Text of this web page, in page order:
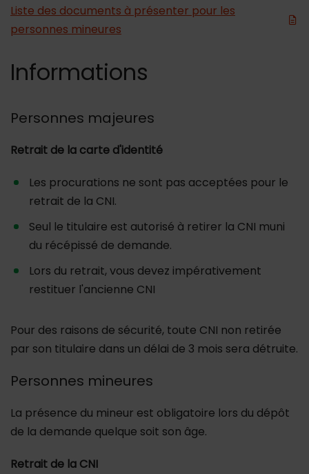
Liste des documents à présenter pour les
personnes mineures
Informations
Personnes majeures
Retrait de la carte d'identité
Les procurations ne sont pas acceptées pour le
retrait de la CNI.
Seul le titulaire est autorisé à retirer la CNI muni
du récépissé de demande.
Lors du retrait, vous devez impérativement
restituer l'ancienne CNI
Pour des raisons de sécurité, toute CNI non retirée
par son titulaire dans un délai de 3 mois sera détruite.
Personnes mineures
La présence du mineur est obligatoire lors du dépôt
de la demande quelque soit son âge.
Retrait de la CNI